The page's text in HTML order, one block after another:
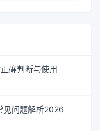
确判断与使用
见问题解析2026